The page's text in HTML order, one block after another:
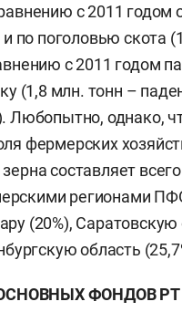
с 2011 годом
и по поголовью скота
с 2011 годом
(1,8 млн. тонн –
Любопытно, однако,
фермерских
составляет всего
регионами
(20%), Саратовскую
область
ФОНДОВ РТ